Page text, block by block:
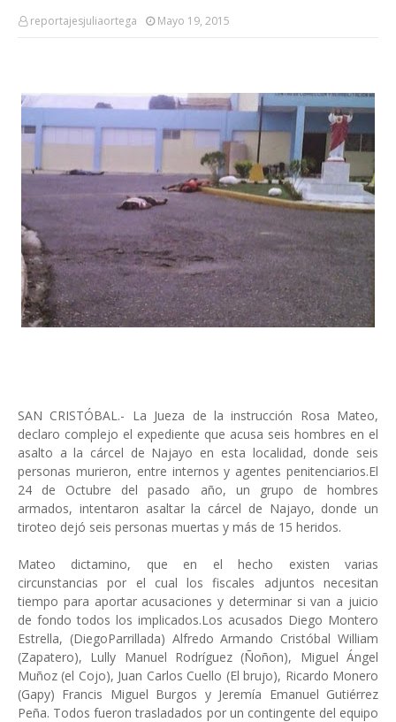
reportajesjuliaortega Mayo 19, 2015
SAN CRISTÓBAL.- La Jueza de la instrucción Rosa Mateo,
declaro complejo el expediente que acusa seis hombres en el
asalto a la cárcel de Najayo en esta localidad, donde seis
personas murieron, entre internos y agentes penitenciarios.El
24 de Octubre del pasado año, un grupo de hombres
armados, intentaron asaltar la cárcel de Najayo, donde un
tiroteo dejó seis personas muertas y más de 15 heridos.
Mateo dictamino, que en el hecho existen varias
circunstancias por el cual los fiscales adjuntos necesitan
tiempo para aportar acusaciones y determinar si van a juicio
de fondo todos los implicados.Los acusados Diego Montero
Estrella, (DiegoParrillada) Alfredo Armando Cristóbal William
(Zapatero), Lully Manuel Rodríguez (Ñoñon), Miguel Ángel
Muñoz (el Cojo), Juan Carlos Cuello (El brujo), Ricardo Monero
(Gapy) Francis Miguel Burgos y Jeremía Emanuel Gutiérrez
Peña. Todos fueron trasladados por un contingente del equipo